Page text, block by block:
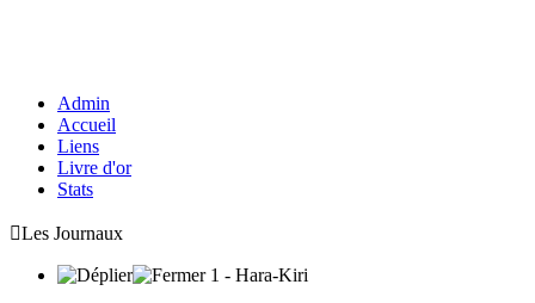
Admin
Accueil
Liens
Livre d'or
Stats
Les Journaux
1 - Hara-Kiri